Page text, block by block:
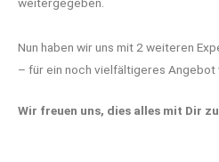
Nun haben wir uns mit 2 weiteren
– für ein noch vielfältigeres Angebot
Wir freuen uns, dies alles mit Dir